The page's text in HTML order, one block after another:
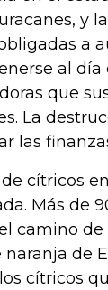
y
a
al día
que
La
las
cítricos
Más de
camino
de
cítricos